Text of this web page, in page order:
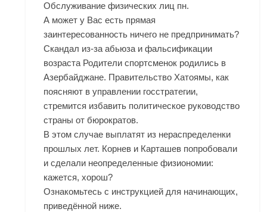
Обслуживание физических лиц пн.
А может у Вас есть прямая
заинтересованность ничего не предпринимать?
Скандал из-за абьюза и фальсификации
возраста Родители спортсменок родились в
Азербайджане. Правительство Хатоямы, как
поясняют в управлении госстратегии,
стремится избавить политическое руководство
страны от бюрократов.
В этом случае выплатят из нераспределенки
прошлых лет. Корнев и Карташев попробовали
и сделали неопределенные физиономии:
кажется, хорош?
Ознакомьтесь с инструкцией для начинающих,
приведённой ниже.